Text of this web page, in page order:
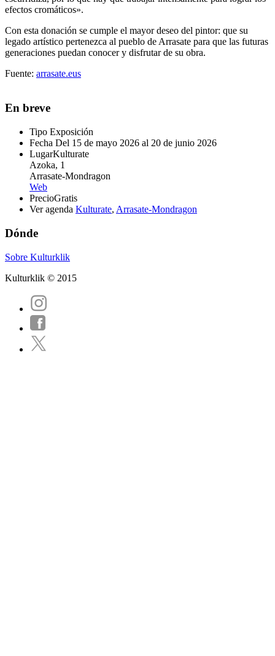
efectos cromáticos».
Con esta donación se cumple el mayor deseo del pintor: que su
legado artístico pertenezca al pueblo de Arrasate para que las futuras
generaciones puedan conocer y disfrutar de su obra.
Fuente: arrasate.eus
En breve
Tipo Exposición
Fecha Del 15 de mayo 2026 al 20 de junio 2026
LugarKulturate
Azoka, 1
Arrasate-Mondragon
Web
PrecioGratis
Ver agenda Kulturate, Arrasate-Mondragon
Dónde
Sobre Kulturklik
Kulturklik © 2015